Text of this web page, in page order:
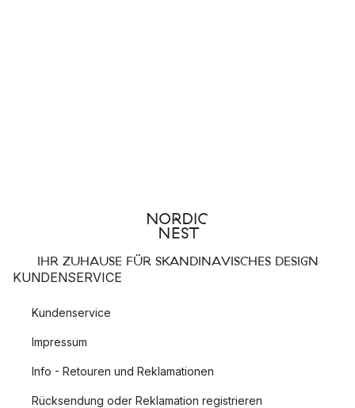
IHR ZUHAUSE FÜR SKANDINAVISCHES DESIGN
KUNDENSERVICE
Kundenservice
Impressum
Info - Retouren und Reklamationen
Rücksendung oder Reklamation registrieren